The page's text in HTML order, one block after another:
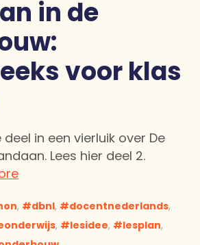
in de
voor klas
in een vierluik over De
Lees hier deel 2.
, dbnl, docentnederlands,
, lesidee, lesplan,